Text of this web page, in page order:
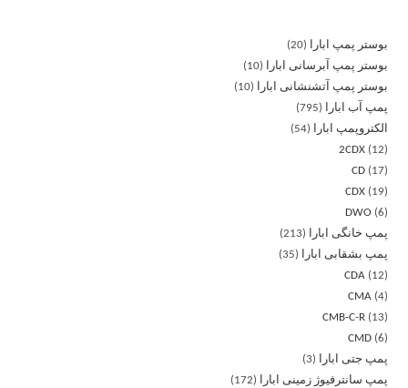
بوستر پمپ ابارا
20
بوستر پمپ آبرسانی ابارا
10
بوستر پمپ آتشنشانی ابارا
10
پمپ آب ابارا
795
الکتروپمپ ابارا
54
2CDX
12
CD
17
CDX
19
DWO
6
پمپ خانگی ابارا
213
پمپ بشقابی ابارا
35
CDA
12
CMA 4
CMB-C-R
13
CMD 6
پمپ جتی ابارا
3
پمپ سانترفیوژ زمینی ابارا
172